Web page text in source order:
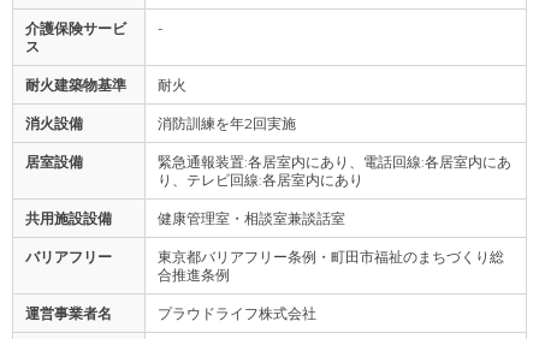
介護保険サービ
ス
-
耐火建築物基準 耐火
消火設備 消防訓練を年2回実施
居室設備
緊急通報装置:各居室内にあり、電話回線:各居室内にあ
り、テレビ回線:各居室内にあり
共用施設設備 健康管理室・相談室兼談話室
バリアフリー
東京都バリアフリー条例・町田市福祉のまちづくり総
合推進条例
運営事業者名 プラウドライフ株式会社